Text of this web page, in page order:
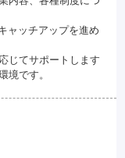
ャッチアップを進め
じてサポートします
境です。